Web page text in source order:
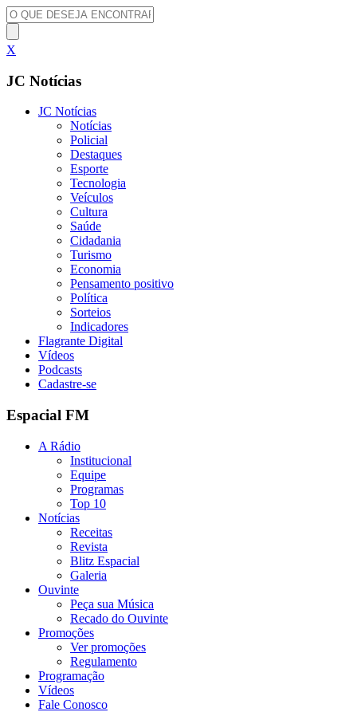
X
JC Notícias
JC Notícias
Notícias
Policial
Destaques
Esporte
Tecnologia
Veículos
Cultura
Saúde
Cidadania
Turismo
Economia
Pensamento positivo
Política
Sorteios
Indicadores
Flagrante Digital
Vídeos
Podcasts
Cadastre-se
Espacial FM
A Rádio
Institucional
Equipe
Programas
Top 10
Notícias
Receitas
Revista
Blitz Espacial
Galeria
Ouvinte
Peça sua Música
Recado do Ouvinte
Promoções
Ver promoções
Regulamento
Programação
Vídeos
Fale Conosco